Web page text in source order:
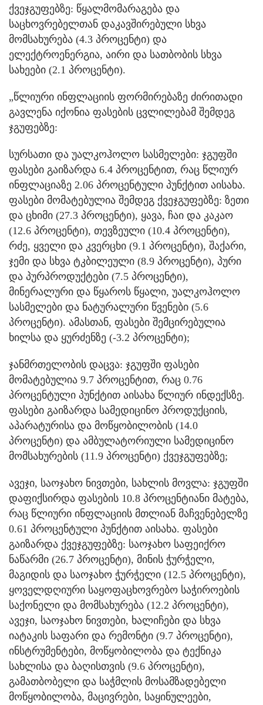
ქვეჯგუფებზე: წყალმომარაგება და
საცხოვრებელთან დაკავშირებული სხვა
მომსახურება (4.3 პროცენტი) და
ელექტროენერგია, აირი და სათბობის სხვა
სახეები (2.1 პროცენტი).
„წლიური ინფლაციის ფორმირებაზე ძირითადი
გავლენა იქონია ფასების ცვლილებამ შემდეგ
ჯგუფებზე:
სურსათი და უალკოჰოლო სასმელები: ჯგუფში
ფასები გაიზარდა 6.4 პროცენტით, რაც წლიურ
ინფლაციაზე 2.06 პროცენტული პუნქტით აისახა.
ფასები მომატებულია შემდეგ ქვეჯგუფებზე: ზეთი
და ცხიმი (27.3 პროცენტი), ყავა, ჩაი და კაკაო
(12.6 პროცენტი), თევზეული (10.4 პროცენტი),
რძე, ყველი და კვერცხი (9.1 პროცენტი), შაქარი,
ჯემი და სხვა ტკბილეული (8.9 პროცენტი), პური
და პურპროდუქტები (7.5 პროცენტი),
მინერალური და წყაროს წყალი, უალკოჰოლო
სასმელები და ნატურალური წვენები (5.6
პროცენტი). ამასთან, ფასები შემცირებულია
ხილსა და ყურძენზე (-3.2 პროცენტი);
ჯანმრთელობის დაცვა: ჯგუფში ფასები
მომატებულია 9.7 პროცენტით, რაც 0.76
პროცენტული პუნქტით აისახა წლიურ ინდექსზე.
ფასები გაიზარდა სამედიცინო პროდუქციის,
აპარატურისა და მოწყობილობის (14.0
პროცენტი) და ამბულატორიული სამედიცინო
მომსახურების (11.9 პროცენტი) ქვეჯგუფებზე;
ავეჯი, საოჯახო ნივთები, სახლის მოვლა: ჯგუფში
დაფიქსირდა ფასების 10.8 პროცენტიანი მატება,
რაც წლიური ინფლაციის მთლიან მაჩვენებელზე
0.61 პროცენტული პუნქტით აისახა. ფასები
გაიზარდა ქვეჯგუფებზე: საოჯახო საფეიქრო
ნაწარმი (26.7 პროცენტი), მინის ჭურჭელი,
მაგიდის და საოჯახო ჭურჭელი (12.5 პროცენტი),
ყოველდღიური საყოფაცხოვრებო საჭიროების
საქონელი და მომსახურება (12.2 პროცენტი),
ავეჯი, საოჯახო ნივთები, ხალიჩები და სხვა
იატაკის საფარი და რემონტი (9.7 პროცენტი),
ინსტრუმენტები, მოწყობილობა და ტექნიკა
სახლისა და ბაღისთვის (9.6 პროცენტი),
გამათბობელი და საჭმლის მოსამზადებელი
მოწყობილობა, მაცივრები, საყინულეები,